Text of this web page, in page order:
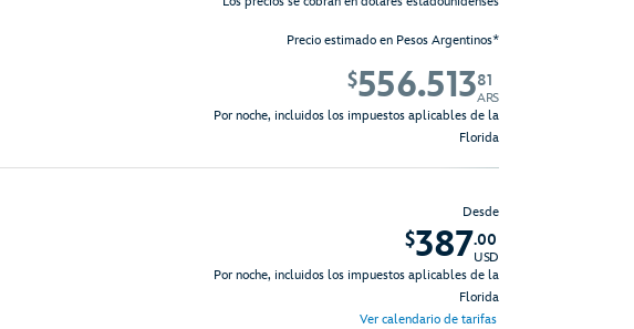
Precio estimado en Pesos Argentinos*
$556.51381
ARS
Por noche, incluidos los impuestos aplicables de la
Florida
Desde
$387.00
USD
Por noche, incluidos los impuestos aplicables de la
Florida
Ver calendario de tarifas